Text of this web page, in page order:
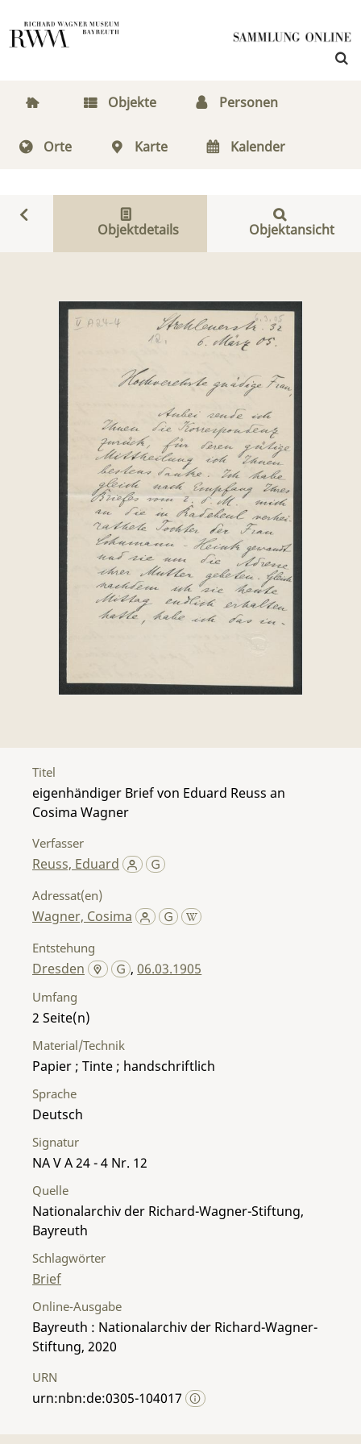
Objekte Personen
Orte Karte Kalender
Objektdetails Objektansicht
Titel
eigenhändiger Brief von Eduard Reuss an
Cosima Wagner
Verfasser
Reuss, Eduard
Adressat(en)
Wagner, Cosima
Entstehung
Dresden ,06.03.1905
Umfang
2
Material/Technik
Papier ; Tinte ; handschriftlich
Sprache
Deutsch
Signatur
NA V A 24 - 4 Nr. 12
Quelle
Nationalarchiv der Richard-Wagner-Stiftung,
Bayreuth
Schlagwörter
Brief
Online-Ausgabe
Bayreuth : Nationalarchiv der Richard-Wagner-
Stiftung, 2020
URN
urn:nbn:de:0305-104017